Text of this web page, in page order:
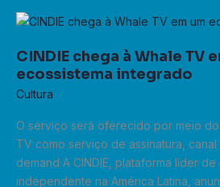
CINDIE chega à Whale TV
ecossistema integrado
Cultura
O serviço será oferecido por meio
TV como serviço de assinatura,
demand A CINDIE, plataforma líder
independente na América Latina,
CINDIE
à
Whale
TV
um
ecossistema
integrado